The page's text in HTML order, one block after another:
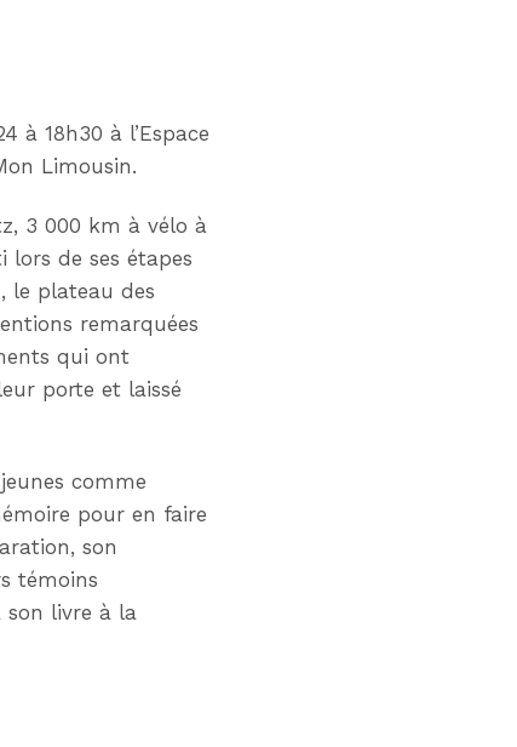
à 18h30 à l’Espace
Limousin.
3 000 km à vélo à
lors de ses étapes
le plateau des
remarquées
qui ont
porte et laissé
comme
pour en faire
son
témoins
son livre à la